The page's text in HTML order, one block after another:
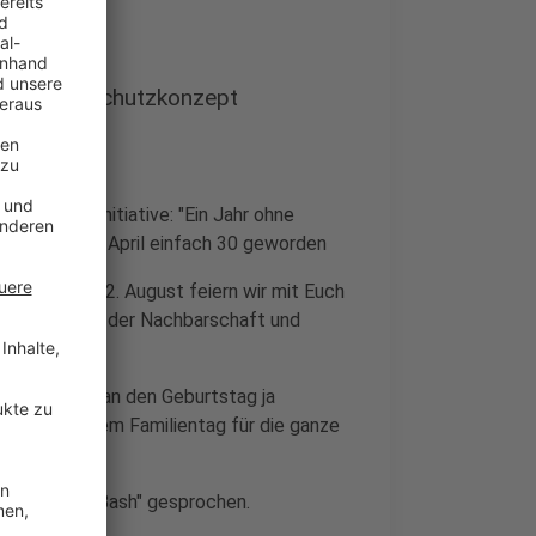
Schutzkonzept
Musikerinitiative: "Ein Jahr ohne
sind wir im April einfach 30 geworden
20. - 22. August feiern wir mit Euch
Bands aus der Nachbarschaft und
Und da man den Geburtstag ja
zu unserem Familientag für die ganze
"Birthday Bash" gesprochen.